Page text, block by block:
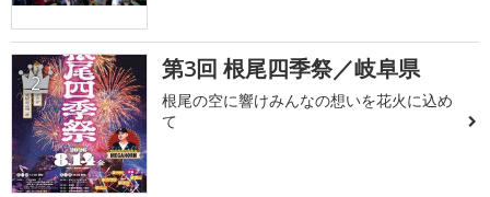
2 第3回 根尾四季祭／岐阜県
根尾の空に響けみんなの想いを花火に込め
て